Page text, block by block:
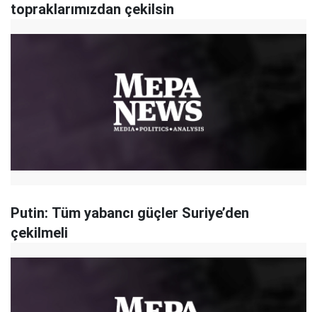
topraklarımızdan çekilsin
Putin: Tüm yabancı güçler Suriye’den
çekilmeli